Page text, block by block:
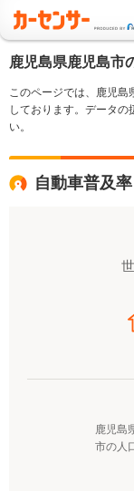
鹿児島県鹿児島市
このページでは、鹿児島
しております。データの
い。
自動車普及率
鹿児島
市の人